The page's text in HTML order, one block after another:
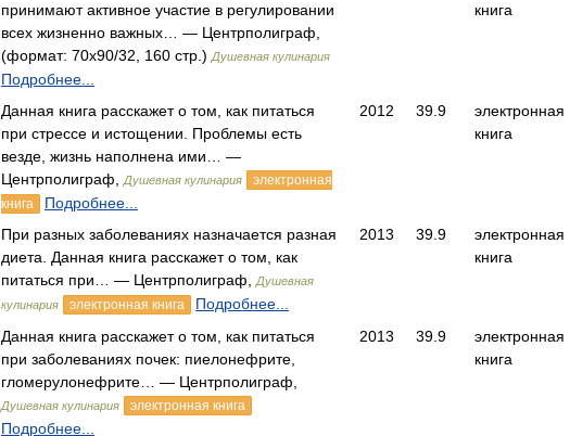
принимают активное участие в регулировании
всех жизненно важных… — Центрполиграф,
(формат: 70x90/32, 160 стр.) Душевная кулинария
Подробнее...
книга
Данная книга расскажет о том, как питаться
при стрессе и истощении. Проблемы есть
везде, жизнь наполнена ими… —
Центрполиграф,
Душевная кулинария
электронная
книга
Подробнее...
2012 39.9
электронная
книга
При разных заболеваниях назначается разная
диета. Данная книга расскажет о том, как
питаться при… — Центрполиграф,
Душевная
кулинария
электронная книга Подробнее...
2013 39.9
электронная
книга
Данная книга расскажет о том, как питаться
при заболеваниях почек: пиелонефрите,
гломерулонефрите… — Центрполиграф,
Душевная кулинария электронная книга
Подробнее...
2013 39.9
электронная
книга